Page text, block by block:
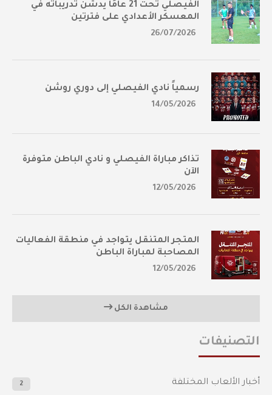
الفيصلي تحت 21 عامًا يدشن تدريباته في
المعسكر الأعدادي على فترتين
26/07/2026
رسمياً نادي الفيصلي إلى دوري روشن
14/05/2026
تذاكر مباراة الفيصلي و نادي الباطن متوفرة
الآن
12/05/2026
المتجر المتنقل يتواجد في منطقة الفعاليات
المصاحبة لمباراة الباطن
12/05/2026
مشاهدة الكل
التصنيفات
أخبار الألعاب المختلفة 2